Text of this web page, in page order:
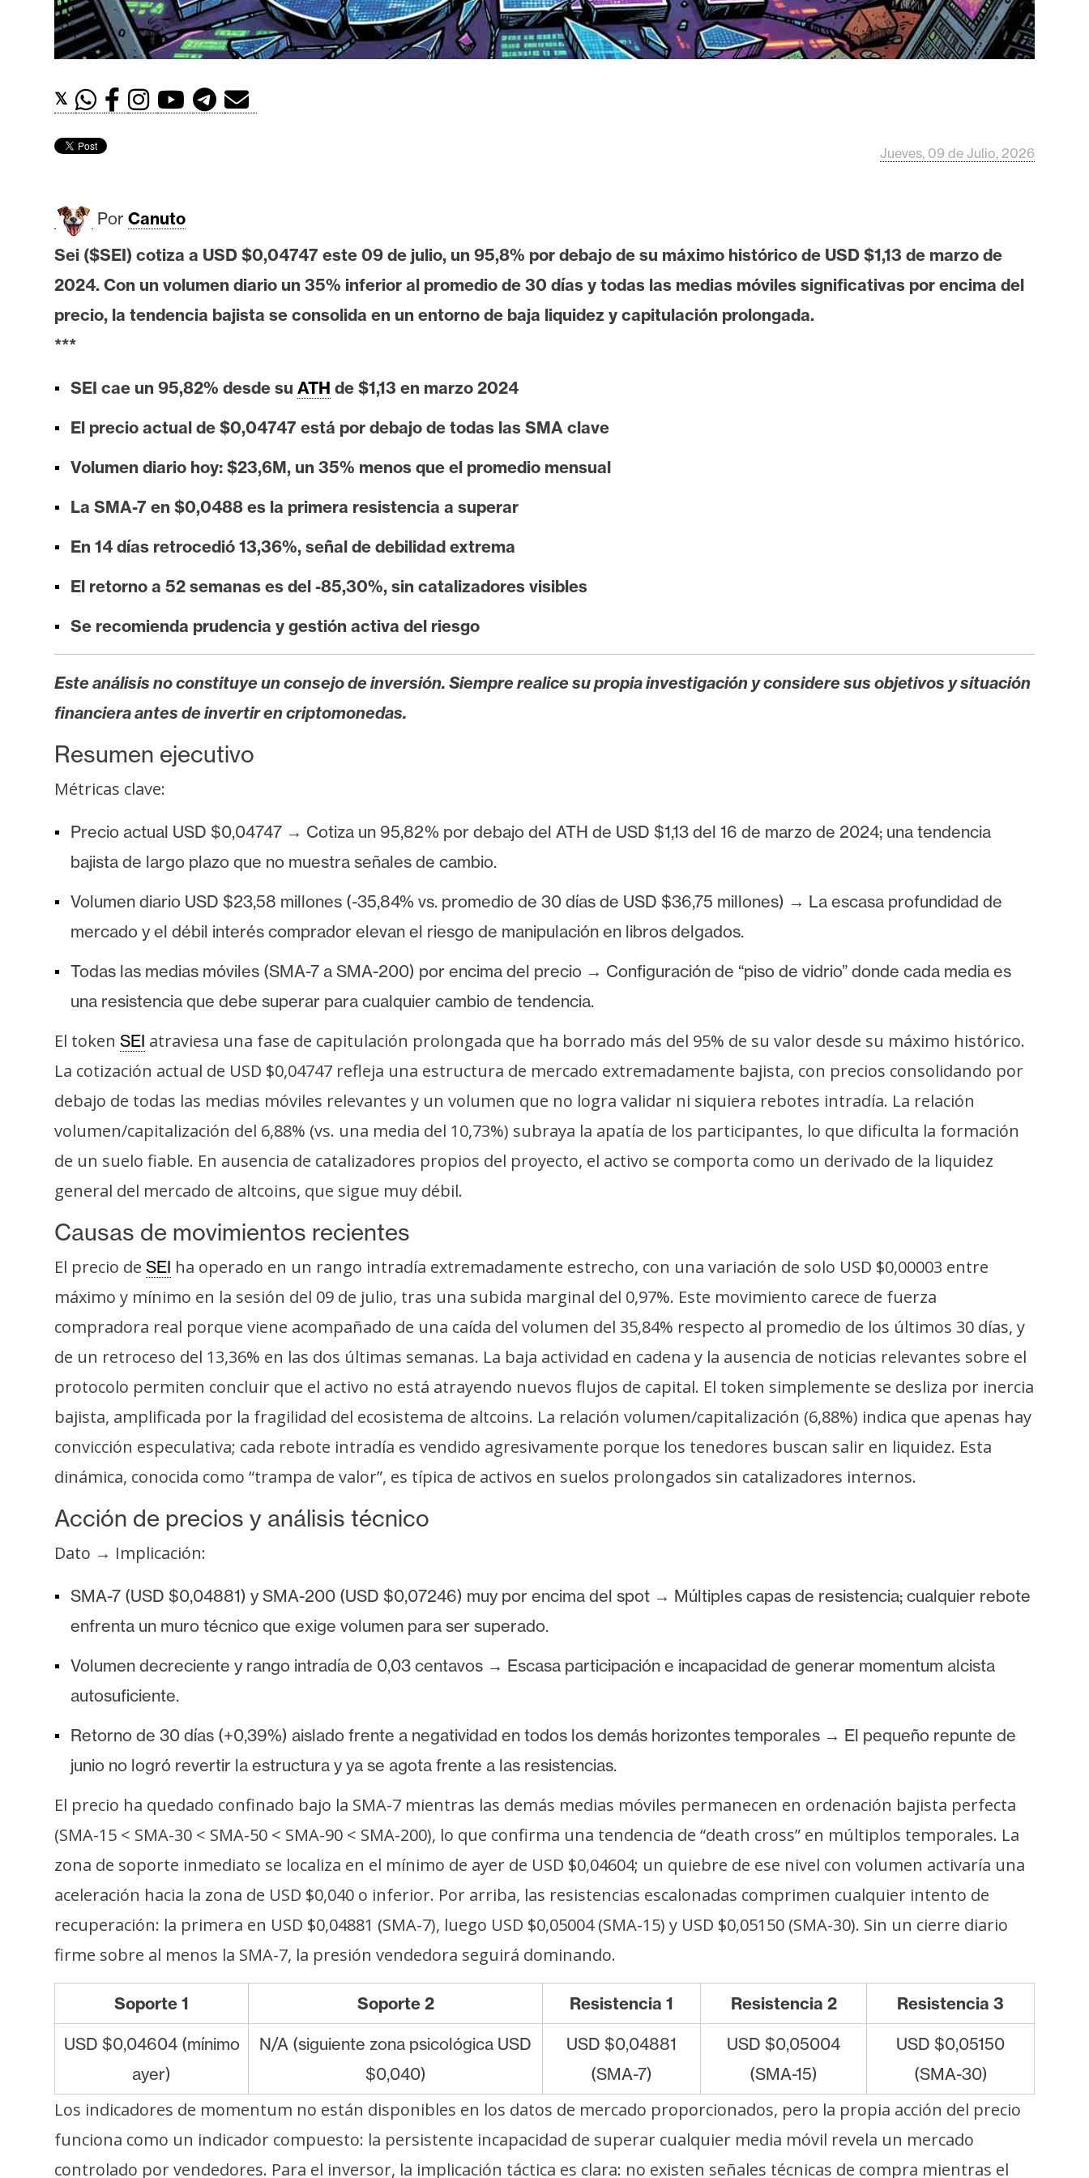
t
h
e
e
m
I
A
A
n
l
s
t
s
e
P
r
e
n
a
e
m
s
r
s
o
C
o
t
a
t
o
y
u
b
i
c
d
a
𝕏
Jueves, 09 de Julio, 2026
Por Canuto
Sei ($SEI) cotiza a USD $0,04747 este 09 de julio, un 95,8% por debajo de su máximo histórico de USD $1,13 de marzo de
2024. Con un volumen diario un 35% inferior al promedio de 30 días y todas las medias móviles significativas por encima del
precio, la tendencia bajista se consolida en un entorno de baja liquidez y capitulación prolongada.
***
SEI cae un 95,82% desde su ATH de $1,13 en marzo 2024
El precio actual de $0,04747 está por debajo de todas las SMA clave
Volumen diario hoy: $23,6M, un 35% menos que el promedio mensual
La SMA-7 en $0,0488 es la primera resistencia a superar
En 14 días retrocedió 13,36%, señal de debilidad extrema
El retorno a 52 semanas es del -85,30%, sin catalizadores visibles
Se recomienda prudencia y gestión activa del riesgo
Este análisis no constituye un consejo de inversión. Siempre realice su propia investigación y considere sus objetivos y situación
financiera antes de invertir en criptomonedas.
Resumen ejecutivo
Métricas clave:
Precio actual USD $0,04747 → Cotiza un 95,82% por debajo del ATH de USD $1,13 del 16 de marzo de 2024; una tendencia
bajista de largo plazo que no muestra señales de cambio.
Volumen diario USD $23,58 millones (-35,84% vs. promedio de 30 días de USD $36,75 millones) → La escasa profundidad de
mercado y el débil interés comprador elevan el riesgo de manipulación en libros delgados.
Todas las medias móviles (SMA-7 a SMA-200) por encima del precio → Configuración de “piso de vidrio” donde cada media es
una resistencia que debe superar para cualquier cambio de tendencia.
El token SEI atraviesa una fase de capitulación prolongada que ha borrado más del 95% de su valor desde su máximo histórico.
La cotización actual de USD $0,04747 refleja una estructura de mercado extremadamente bajista, con precios consolidando por
debajo de todas las medias móviles relevantes y un volumen que no logra validar ni siquiera rebotes intradía. La relación
volumen/capitalización del 6,88% (vs. una media del 10,73%) subraya la apatía de los participantes, lo que dificulta la formación
de un suelo fiable. En ausencia de catalizadores propios del proyecto, el activo se comporta como un derivado de la liquidez
general del mercado de altcoins, que sigue muy débil.
Causas de movimientos recientes
El precio de SEI ha operado en un rango intradía extremadamente estrecho, con una variación de solo USD $0,00003 entre
máximo y mínimo en la sesión del 09 de julio, tras una subida marginal del 0,97%. Este movimiento carece de fuerza
compradora real porque viene acompañado de una caída del volumen del 35,84% respecto al promedio de los últimos 30 días, y
de un retroceso del 13,36% en las dos últimas semanas. La baja actividad en cadena y la ausencia de noticias relevantes sobre el
protocolo permiten concluir que el activo no está atrayendo nuevos flujos de capital. El token simplemente se desliza por inercia
bajista, amplificada por la fragilidad del ecosistema de altcoins. La relación volumen/capitalización (6,88%) indica que apenas hay
convicción especulativa; cada rebote intradía es vendido agresivamente porque los tenedores buscan salir en liquidez. Esta
dinámica, conocida como “trampa de valor”, es típica de activos en suelos prolongados sin catalizadores internos.
Acción de precios y análisis técnico
Dato → Implicación:
SMA-7 (USD $0,04881) y SMA-200 (USD $0,07246) muy por encima del spot → Múltiples capas de resistencia; cualquier rebote
enfrenta un muro técnico que exige volumen para ser superado.
Volumen decreciente y rango intradía de 0,03 centavos → Escasa participación e incapacidad de generar momentum alcista
autosuficiente.
Retorno de 30 días (+0,39%) aislado frente a negatividad en todos los demás horizontes temporales → El pequeño repunte de
junio no logró revertir la estructura y ya se agota frente a las resistencias.
El precio ha quedado confinado bajo la SMA-7 mientras las demás medias móviles permanecen en ordenación bajista perfecta
(SMA-15 < SMA-30 < SMA-50 < SMA-90 < SMA-200), lo que confirma una tendencia de “death cross” en múltiplos temporales. La
zona de soporte inmediato se localiza en el mínimo de ayer de USD $0,04604; un quiebre de ese nivel con volumen activaría una
aceleración hacia la zona de USD $0,040 o inferior. Por arriba, las resistencias escalonadas comprimen cualquier intento de
recuperación: la primera en USD $0,04881 (SMA-7), luego USD $0,05004 (SMA-15) y USD $0,05150 (SMA-30). Sin un cierre diario
firme sobre al menos la SMA-7, la presión vendedora seguirá dominando.
Soporte 1 Soporte 2 Resistencia 1 Resistencia 2
Resistencia 3
USD $0,04604 (mínimo
ayer)
N/A (siguiente zona psicológica USD
$0,040)
USD $0,04881
(SMA-7)
USD $0,05004
(SMA-15)
USD $0,05150
(SMA-30)
Los indicadores de momentum no están disponibles en los datos de mercado proporcionados, pero la propia acción del precio
funciona como un indicador compuesto: la persistente incapacidad de superar cualquier media móvil revela un mercado
controlado por vendedores. Para el inversor, la implicación táctica es clara: no existen señales técnicas de compra mientras el